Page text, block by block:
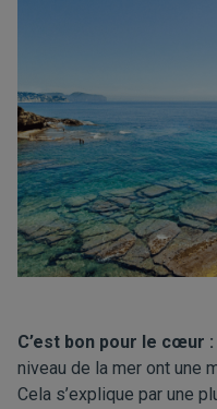
C’est bon pour le cœur :
niveau de la mer ont une
Cela s’explique par une